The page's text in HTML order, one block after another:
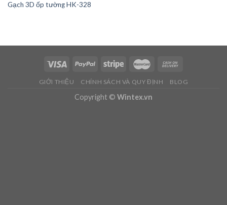
Gạch 3D ốp tường HK-328
GIỚI THIỆU CHÍNH SÁCH VÀ QUY ĐỊNH BLOG
Copyright © Wintex.vn